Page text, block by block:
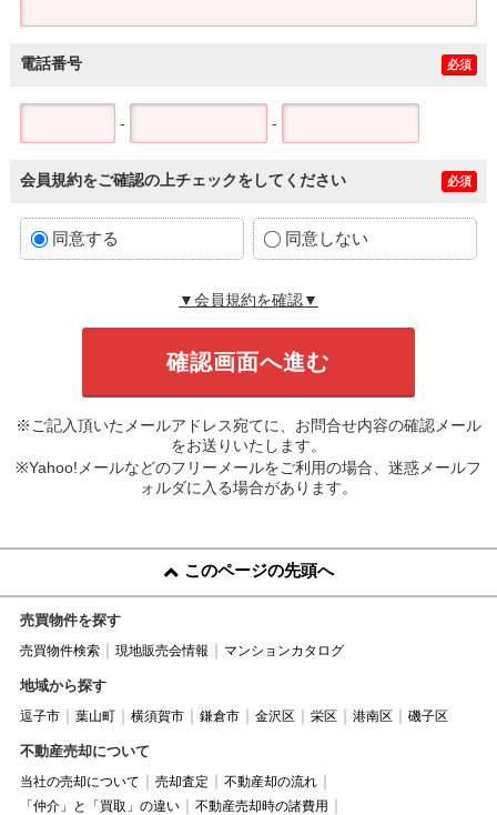
電話番号 必須
- -
会員規約をご確認の上チェックをしてください 必須
同意する 同意しない
▼会員規約を確認▼
※ご記入頂いたメールアドレス宛てに、お問合せ内容の確認メール
をお送りいたします。
※Yahoo!メールなどのフリーメールをご利用の場合、迷惑メールフ
ォルダに入る場合があります。
このページの先頭へ
売買物件を探す
売買物件検索 現地販売会情報 マンションカタログ
地域から探す
逗子市 葉山町 横須賀市 鎌倉市 金沢区 栄区 港南区 磯子区
不動産売却について
当社の売却について 売却査定
不動産却の流れ
「仲介」と「買取」の違い
不動産売却時の諸費用